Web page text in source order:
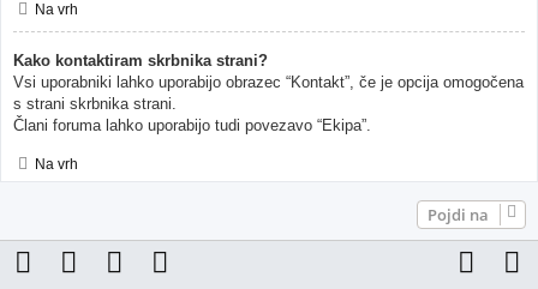
Na vrh
Kako kontaktiram skrbnika strani?
Vsi uporabniki lahko uporabijo obrazec “Kontakt”, če je opcija omogočena
s strani skrbnika strani.
Člani foruma lahko uporabijo tudi povezavo “Ekipa”.
Na vrh
Pojdi na